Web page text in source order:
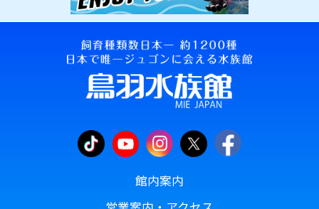
館内案内